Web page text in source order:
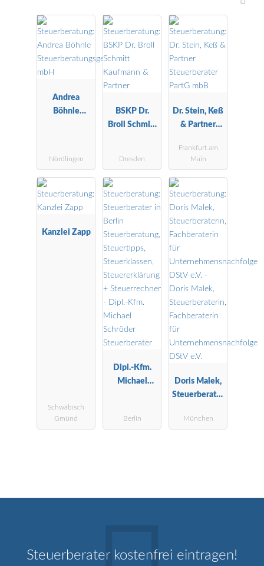
Andrea
Böhnle
Nördlingen
BSKP Dr.
Broll Schmitt
Dresden
Dr. Stein, Keß
& Partner
PartG mbB
Frankfurt am
Main
Kanzlei Zapp
Schwäbisch
Gmünd
Dipl.-Kfm.
Michael
Berlin
Doris Malek,
Steuerberater
Fachberaterin
München
Steuerberater kostenfrei eintragen!